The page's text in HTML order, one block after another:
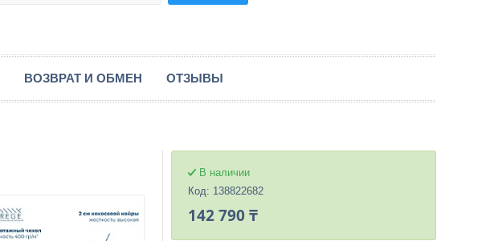
ВОЗВРАТ И ОБМЕН ОТЗЫВЫ
В наличии
Код: 138822682
142 790 ₸